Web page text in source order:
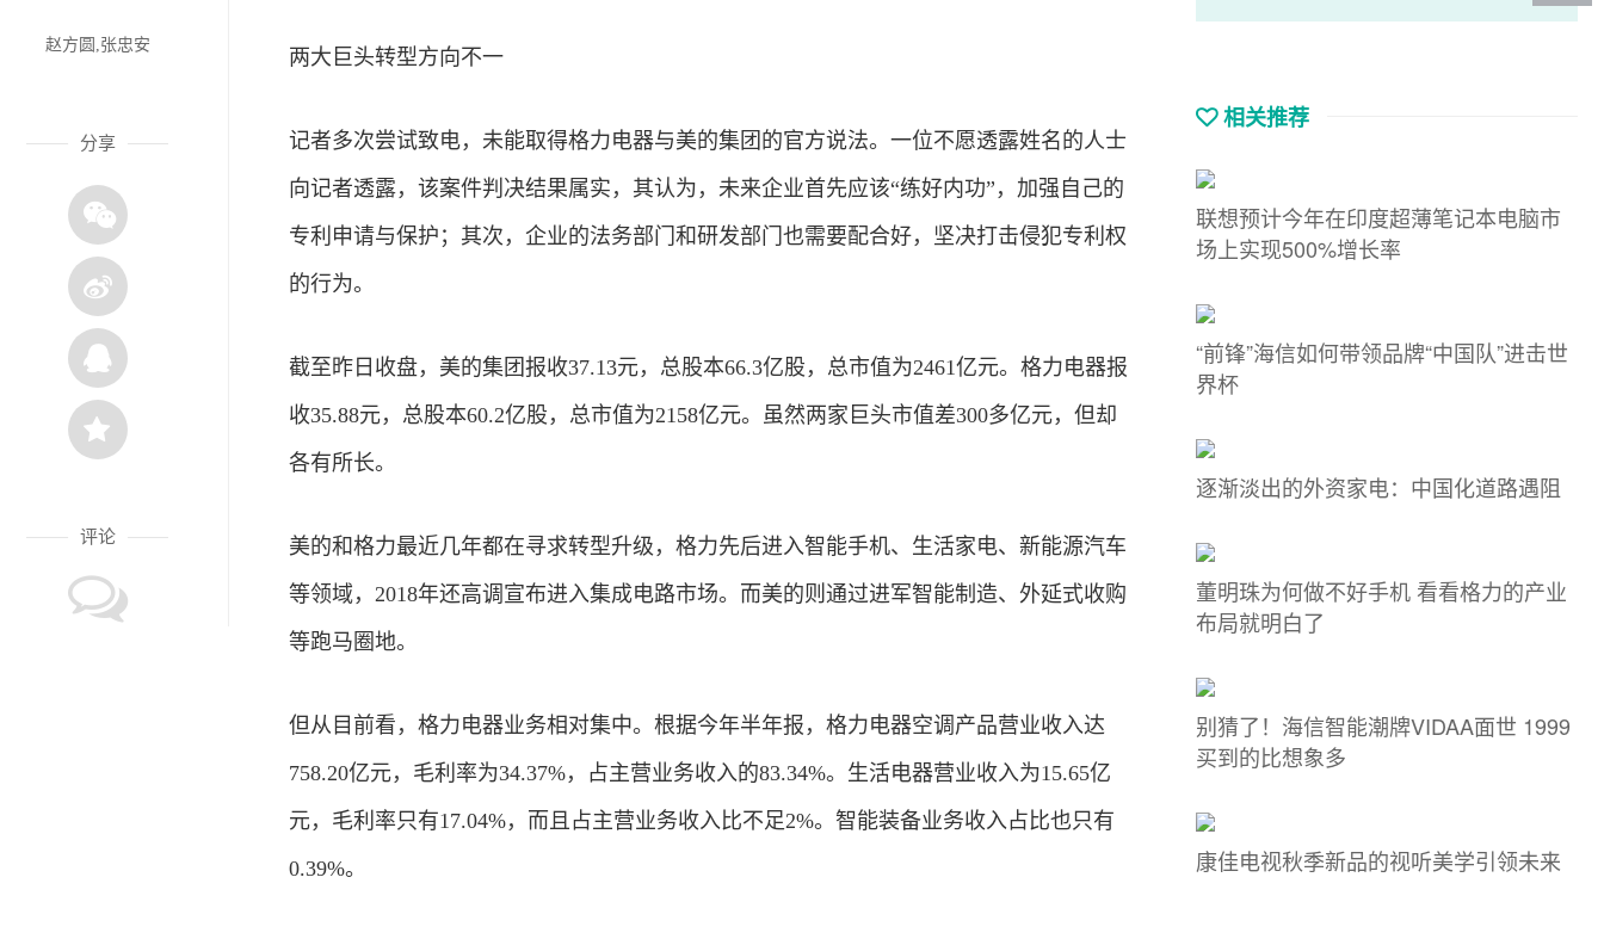
赵方圆,张忠安
分享
评论
两大巨头转型方向不一
记者多次尝试致电，未能取得格力电器与美的集团的官方说法。一位不愿透露姓名的人士
向记者透露，该案件判决结果属实，其认为，未来企业首先应该“练好内功”，加强自己的
专利申请与保护；其次，企业的法务部门和研发部门也需要配合好，坚决打击侵犯专利权
的行为。
截至昨日收盘，美的集团报收37.13元，总股本66.3亿股，总市值为2461亿元。格力电器报
收35.88元，总股本60.2亿股，总市值为2158亿元。虽然两家巨头市值差300多亿元，但却
各有所长。
美的和格力最近几年都在寻求转型升级，格力先后进入智能手机、生活家电、新能源汽车
等领域，2018年还高调宣布进入集成电路市场。而美的则通过进军智能制造、外延式收购
等跑马圈地。
但从目前看，格力电器业务相对集中。根据今年半年报，格力电器空调产品营业收入达
758.20亿元，毛利率为34.37%，占主营业务收入的83.34%。生活电器营业收入为15.65亿
元，毛利率只有17.04%，而且占主营业务收入比不足2%。智能装备业务收入占比也只有
0.39%。
相关推荐
联想预计今年在印度超薄笔记本电脑市
场上实现500%增长率
“前锋”海信如何带领品牌“中国队”进击世
界杯
逐渐淡出的外资家电：中国化道路遇阻
董明珠为何做不好手机 看看格力的产业
布局就明白了
别猜了！海信智能潮牌VIDAA面世 1999
买到的比想象多
康佳电视秋季新品的视听美学引领未来